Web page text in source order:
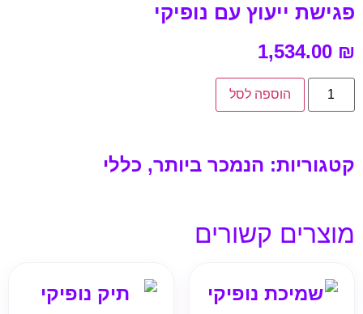
פגישת ייעוץ עם נופיקי
1,534.00 ₪
הוספה לסל
קטגוריות: הנמכר ביותר, כללי
מוצרים קשורים